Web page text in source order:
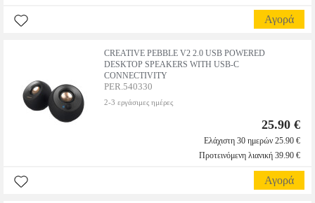
Αγορά
CREATIVE PEBBLE V2 2.0 USB POWERED
DESKTOP SPEAKERS WITH USB-C
CONNECTIVITY
PER.540330
2-3 εργάσιμες ημέρες
25.90 €
Ελάχιστη 30 ημερών 25.90 €
Προτεινόμενη λιανική 39.90 €
Αγορά